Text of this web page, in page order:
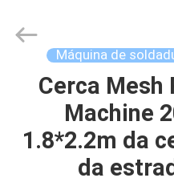
CASA
PRODUTOS
Mesh
Products
Máquina de
Cerca Mesh
Machine
1.8*2.2m da
da